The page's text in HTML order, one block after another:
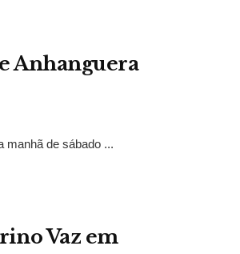
Anhanguera
manhã de sábado ...
Vaz em